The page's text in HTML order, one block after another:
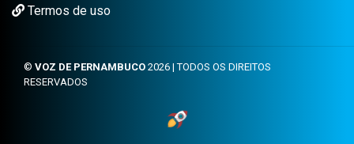
Termos de uso
© VOZ DE PERNAMBUCO 2026 | TODOS OS DIREITOS
RESERVADOS